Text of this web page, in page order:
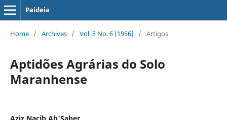
Paideia
Home / Archives / Vol. 3 No. 6 (1956) / Artigos
Aptidões Agrárias do Solo
Maranhense